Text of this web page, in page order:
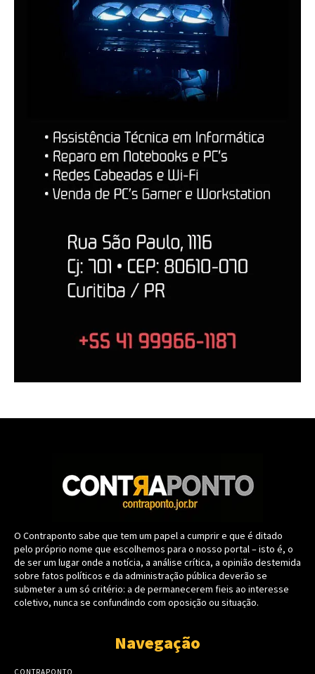
O Contraponto sabe que tem um papel a cumprir e que é ditado
pelo próprio nome que escolhemos para o nosso portal – isto é, o
de ser um lugar onde a notícia, a análise crítica, a opinião destemida
sobre fatos políticos e da administração pública deverão se
submeter a um só critério: a de permanecerem fieis ao interesse
coletivo, nunca se confundindo com oposição ou situação.
Navegação
CONTRAPONTO